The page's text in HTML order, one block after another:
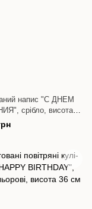
напис "С ДНЕМ
срібло, висота